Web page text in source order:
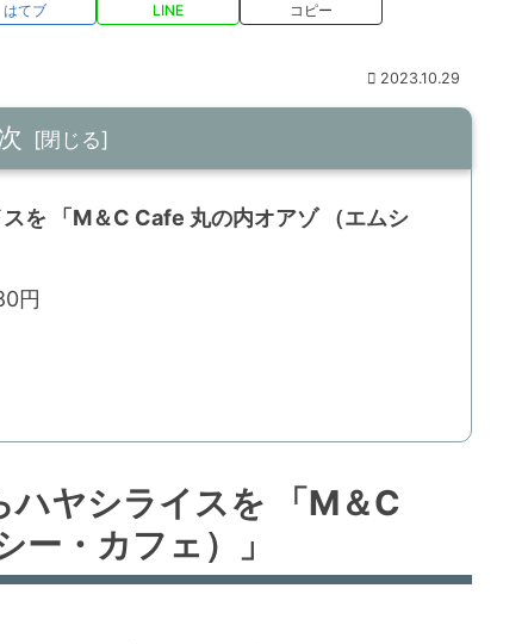
はてブ LINE コピー
2023.10.29
を 「M＆C Cafe 丸の内オアゾ （エムシ
円
ハヤシライスを 「M＆C
ー・カフェ）」